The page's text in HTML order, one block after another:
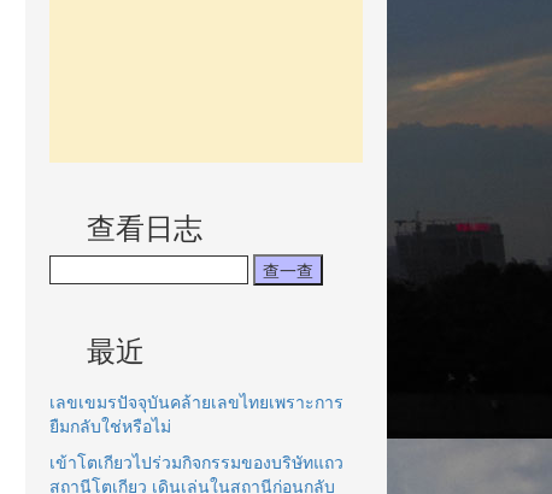
查看日志
最近
เลขเขมรปัจจุบันคล้ายเลขไทยเพราะการ
ยืมกลับใช่หรือไม่
เข้าโตเกียวไปร่วมกิจกรรมของบริษัทแถว
สถานีโตเกียว เดินเล่นในสถานีก่อนกลับ